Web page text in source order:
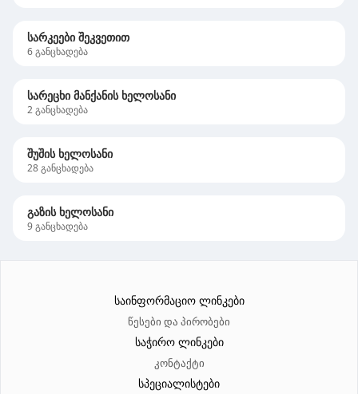
სარკეები შეკვეთით
6განცხადება
სარეცხი მანქანის ხელოსანი
2განცხადება
შუშის ხელოსანი
28განცხადება
გაზის ხელოსანი
9განცხადება
საინფორმაციო ლინკები
წესები და პირობები
საჭირო ლინკები
კონტაქტი
სპეციალისტები